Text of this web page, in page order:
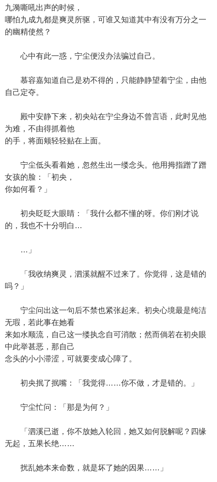
九漪嘶吼出声的时候，
哪怕九成九都是爽灵所驱，可谁又知道其中有没有万分之一
的幽精使然？
心中有此一惑，宁尘便没办法骗过自己。
慕容嘉知道自己是劝不得的，只能静静望着宁尘，由他
自己定夺。
殿中安静下来，初央站在宁尘身边不曾言语，此时见他
为难，不由得抓着他
的手，将面颊轻轻贴在上面。
宁尘低头看着她，忽然生出一缕念头。他用拇指蹭了蹭
女孩的脸：「初央，
你如何看？」
初央眨眨大眼睛：「我什么都不懂的呀。你们刚才说
的，我也不十分明白…
…」
「我收纳爽灵，泗溪就醒不过来了。你觉得，这是错的
吗？」
宁尘问出这一句后不禁也紧张起来。初央心境最是纯洁
无瑕，若此事在她看
来如水顺流，自己这一缕执念自可消散；然而倘若在初央眼
中此举甚恶，那自己
念头的小小滞涩，可就要变成心障了。
初央抿了抿嘴：「我觉得……你不做，才是错的。」
宁尘忙问：「那是为何？」
「泗溪已逝，你不放她入轮回，她又如何脱解呢？四缘
无起，五果长绝……
扰乱她本来命数，就是坏了她的因果……」